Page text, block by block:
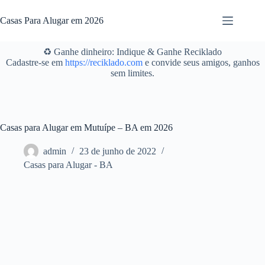
para
o
Casas Para Alugar em 2026
♻️ Ganhe dinheiro: Indique & Ganhe Reciklado
Cadastre-se em https://reciklado.come convide seus amigos, ganhos
sem limites.
Casas para Alugar em Mutuípe – BA em 2026
admin
23 de junho de 2022
Casas para Alugar - BA